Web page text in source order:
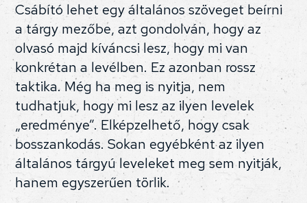
Csábító lehet egy általános szöveget beírni
a tárgy mezőbe, azt gondolván, hogy az
olvasó majd kíváncsi lesz, hogy mi van
konkrétan a levélben. Ez azonban rossz
taktika. Még ha meg is nyitja, nem
tudhatjuk, hogy mi lesz az ilyen levelek
„eredménye”. Elképzelhető, hogy csak
bosszankodás. Sokan egyébként az ilyen
általános tárgyú leveleket meg sem nyitják,
hanem egyszerűen törlik.